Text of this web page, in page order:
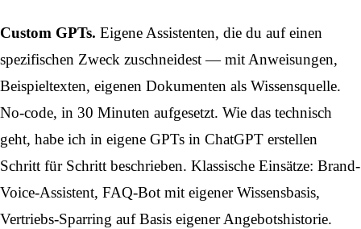
Custom GPTs. Eigene Assistenten, die du auf einen
spezifischen Zweck zuschneidest — mit Anweisungen,
Beispieltexten, eigenen Dokumenten als Wissensquelle.
No-code, in 30 Minuten aufgesetzt. Wie das technisch
geht, habe ich in eigene GPTs in ChatGPT erstellen
Schritt für Schritt beschrieben. Klassische Einsätze: Brand-
Voice-Assistent, FAQ-Bot mit eigener Wissensbasis,
Vertriebs-Sparring auf Basis eigener Angebotshistorie.